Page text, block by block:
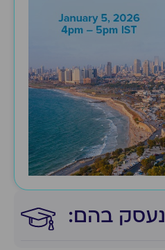
בהם:​